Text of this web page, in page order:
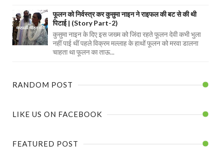
फूलन को निर्वस्त्र कर कुसुमा नाइन ने राइफल की बट से की थी
पिटाई | (Story Part-2)
कुसुमा नाइन के दिए इस जख्म को जिंदा रहते फूलन देवी कभी भुला
नहीं पाई थीं पहले विक्रम मल्लाह के हाथों फूलन को मरवा डालना
चाहता था फूलन का ताऊ...
RANDOM POST
LIKE US ON FACEBOOK
FEATURED POST